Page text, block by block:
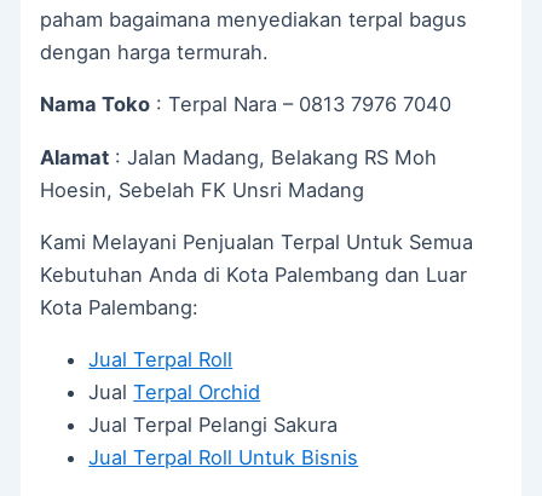
paham bagaimana menyediakan terpal bagus
dengan harga termurah.
Nama Toko : Terpal Nara – 0813 7976 7040
Alamat : Jalan Madang, Belakang RS Moh
Hoesin, Sebelah FK Unsri Madang
Kami Melayani Penjualan Terpal Untuk Semua
Kebutuhan Anda di Kota Palembang dan Luar
Kota Palembang:
Jual Terpal Roll
JualTerpal Orchid
Jual Terpal Pelangi Sakura
Jual Terpal Roll Untuk Bisnis